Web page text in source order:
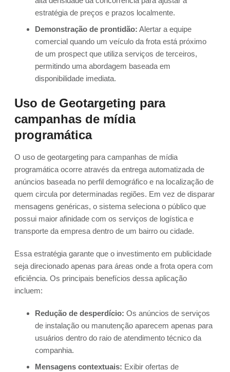
estratégia de preços e prazos localmente.
Demonstração de prontidão: Alertar a equipe
comercial quando um veículo da frota está próximo
de um prospect que utiliza serviços de terceiros,
permitindo uma abordagem baseada em
disponibilidade imediata.
Uso de Geotargeting para
campanhas de mídia
programática
O uso de geotargeting para campanhas de mídia
programática ocorre através da entrega automatizada de
anúncios baseada no perfil demográfico e na localização de
quem circula por determinadas regiões. Em vez de disparar
mensagens genéricas, o sistema seleciona o público que
possui maior afinidade com os serviços de logística e
transporte da empresa dentro de um bairro ou cidade.
Essa estratégia garante que o investimento em publicidade
seja direcionado apenas para áreas onde a frota opera com
eficiência. Os principais benefícios dessa aplicação
incluem:
Redução de desperdício: Os anúncios de serviços
de instalação ou manutenção aparecem apenas para
usuários dentro do raio de atendimento técnico da
companhia.
Mensagens contextuais: Exibir ofertas de